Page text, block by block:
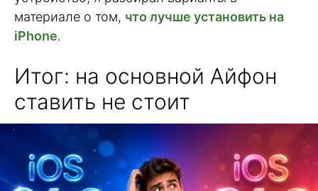
материале о том, что лучше установить на
iPhone.
Итог: на основной Айфон
ставить не стоит